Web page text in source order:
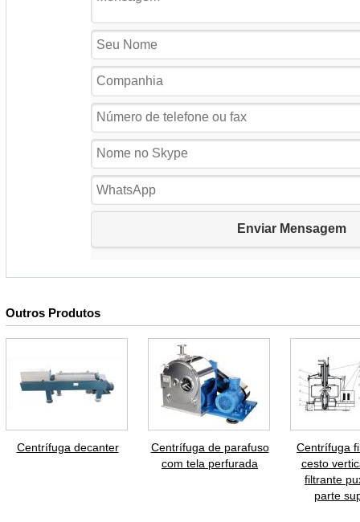
Outros Produtos
Centrífuga decanter
Centrífuga de parafuso
com tela perfurada
Centrífuga
cesto
filtrante
parte